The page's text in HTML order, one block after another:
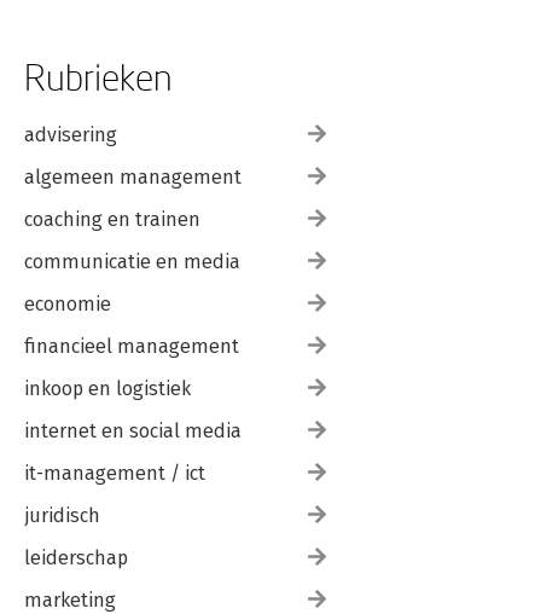
Rubrieken
advisering
algemeen management
coaching en trainen
communicatie en media
economie
financieel management
inkoop en logistiek
internet en social media
it-management / ict
juridisch
leiderschap
marketing